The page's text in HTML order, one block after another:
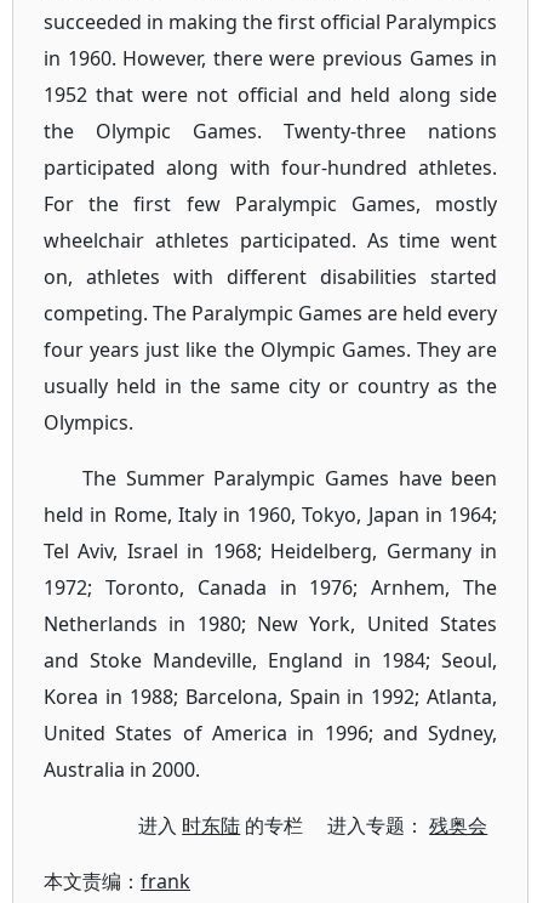
succeeded in making the first official Paralympics
in 1960. However, there were previous Games in
1952 that were not official and held along side
the Olympic Games. Twenty-three nations
participated along with four-hundred athletes.
For the first few Paralympic Games, mostly
wheelchair athletes participated. As time went
on, athletes with different disabilities started
competing. The Paralympic Games are held every
four years just like the Olympic Games. They are
usually held in the same city or country as the
Olympics.
The Summer Paralympic Games have been
held in Rome, Italy in 1960, Tokyo, Japan in 1964;
Tel Aviv, Israel in 1968; Heidelberg, Germany in
1972; Toronto, Canada in 1976; Arnhem, The
Netherlands in 1980; New York, United States
and Stoke Mandeville, England in 1984; Seoul,
Korea in 1988; Barcelona, Spain in 1992; Atlanta,
United States of America in 1996; and Sydney,
Australia in 2000.
进入 时东陆 的专栏 进入专题：残奥会
本文责编： frank